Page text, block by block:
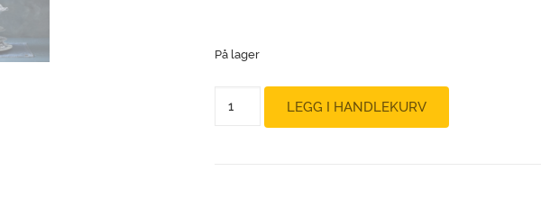
På lager
LEGG I HANDLEKURV